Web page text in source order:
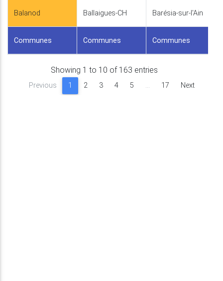
Balanod Ballaigues-CH Barésia-sur-l'Ain
Communes Communes Communes
Showing 1 to 10 of 163 entries
Previous 1 2 3 4 5 … 17 Next